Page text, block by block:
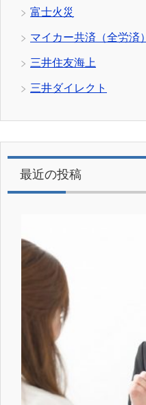
富士火災
マイカー共済（全労済）
三井住友海上
三井ダイレクト
最近の投稿